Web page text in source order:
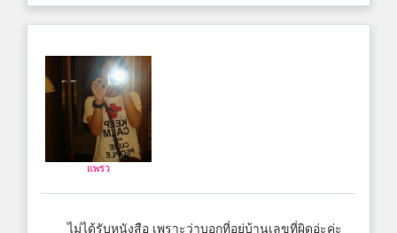
แพรว
ไม่ได้รับหนังสือ เพราะว่าบอกที่อยู่บ้านเลขที่ผิดอ่ะค่ะ